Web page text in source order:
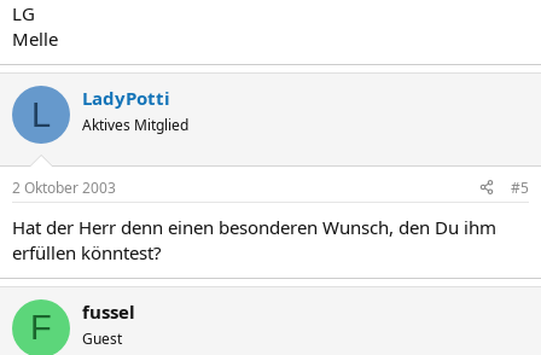
LG
Melle
L LadyPotti
Aktives Mitglied
2 Oktober 2003 #5
Hat der Herr denn einen besonderen Wunsch, den Du ihm
erfüllen könntest?
F fussel
Guest